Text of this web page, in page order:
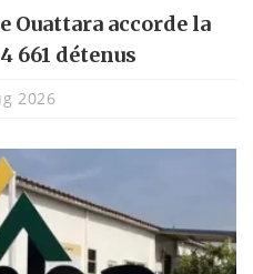
Ouattara accorde la
661 détenus
2026